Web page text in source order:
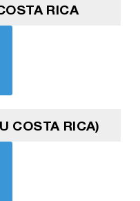
RICA
COSTA RICA)